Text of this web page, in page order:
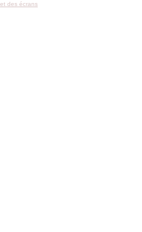
des écrans